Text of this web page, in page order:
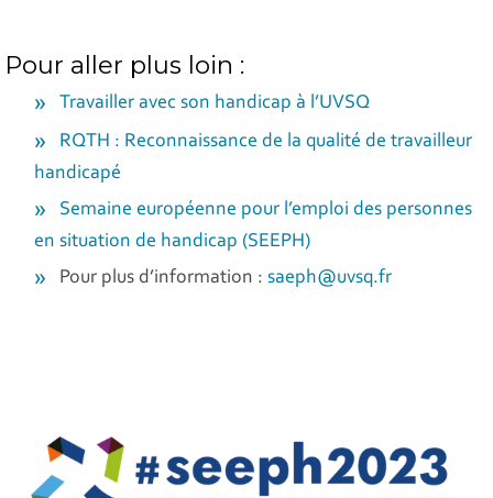
Pour aller plus loin :
Travailler avec son handicap à l’UVSQ
RQTH : Reconnaissance de la qualité de travailleur
handicapé
Semaine européenne pour l’emploi des personnes
en situation de handicap (SEEPH)
Pour plus d’information :saeph@uvsq.fr